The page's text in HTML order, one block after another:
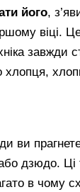
його,
віці.
завжди
хлопця,
ви
дзюдо. Ці
в чому